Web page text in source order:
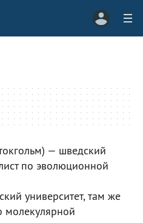
— шведский
по эволюционной
университет, там же
молекулярной